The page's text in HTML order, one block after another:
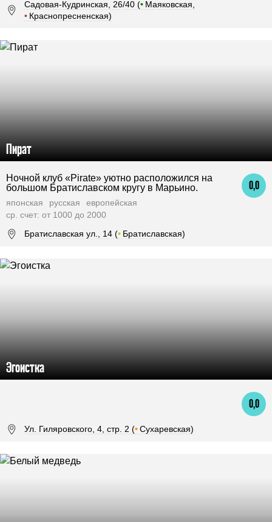
Садовая-Кудринская, 26/40 (• Маяковская,
• Краснопресненская)
Пират
0,0
Ночной клуб «Pirate» уютно расположился на
большом Братиславском кругу в Марьино.
японская русская
европейская
ср. счет: от 1000 до 2000
Братиславская ул., 14 (• Братиславская)
Эгоистка
0,0
Ул. Гиляровского, 4, стр. 2 (•Сухаревская)